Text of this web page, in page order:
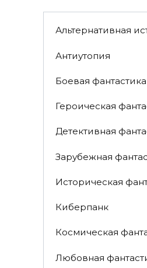
Альтернативная
Антиутопия
Боевая фантастика
Героическая
Детективная
Зарубежная
Историческая
Киберпанк
Космическая
Любовная